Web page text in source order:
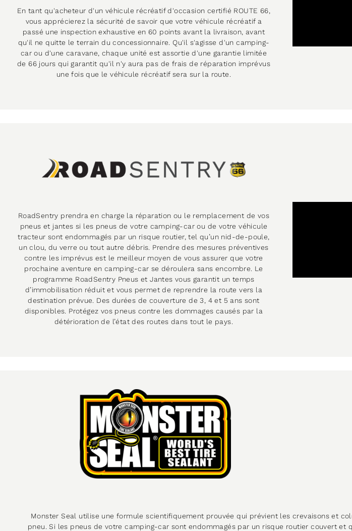
En tant qu'acheteur d'un véhicule récréatif d'occasion certifié ROUTE 66,
vous apprécierez la sécurité de savoir que votre véhicule récréatif a
passé une inspection exhaustive en 60 points avant la livraison, avant
qu'il ne quitte le terrain du concessionnaire. Qu'il s'agisse d'un camping-
car ou d'une caravane, chaque unité est assortie d'une garantie limitée
de 66 jours qui garantit qu'il n'y aura pas de frais de réparation imprévus
une fois que le véhicule récréatif sera sur la route.
RoadSentry prendra en charge la réparation ou le remplacement de vos
pneus et jantes si les pneus de votre camping-car ou de votre véhicule
tracteur sont endommagés par un risque routier, tel qu’un nid-de-poule,
un clou, du verre ou tout autre débris. Prendre des mesures préventives
contre les imprévus est le meilleur moyen de vous assurer que votre
prochaine aventure en camping-car se déroulera sans encombre. Le
programme RoadSentry Pneus et Jantes vous garantit un temps
d’immobilisation réduit et vous permet de reprendre la route vers la
destination prévue. Des durées de couverture de 3, 4 et 5 ans sont
disponibles. Protégez vos pneus contre les dommages causés par la
détérioration de l’état des routes dans tout le pays.
Monster Seal utilise une formule scientifiquement prouvée qui prévient les crevaisons et
pneu. Si les pneus de votre camping-car sont endommagés par un risque routier couvert